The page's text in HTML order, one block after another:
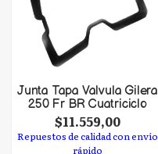
Junta Tapa Valvula Gilera
250 Fr BR Cuatriciclo
$11.559,00
Repuestos de calidad con envío
rápido